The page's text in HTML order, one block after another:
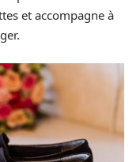
et accompagne à